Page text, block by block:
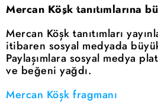
Mercan Köşk tanıtımlarına
Mercan Köşk tanıtımları
itibaren sosyal medyada
Paylaşımlara sosyal medya
ve beğeni yağdı.
Mercan Köşk fragmanı